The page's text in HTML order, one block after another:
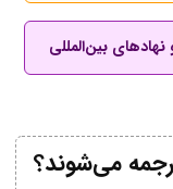
بین‌المللی
می‌شوند؟